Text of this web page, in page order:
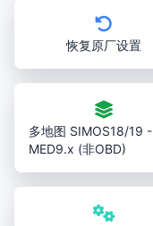
恢复原厂设置
多地图 SIMOS18/19 -
MED9.x (非OBD)